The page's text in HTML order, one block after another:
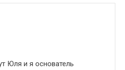
Юля и я основатель